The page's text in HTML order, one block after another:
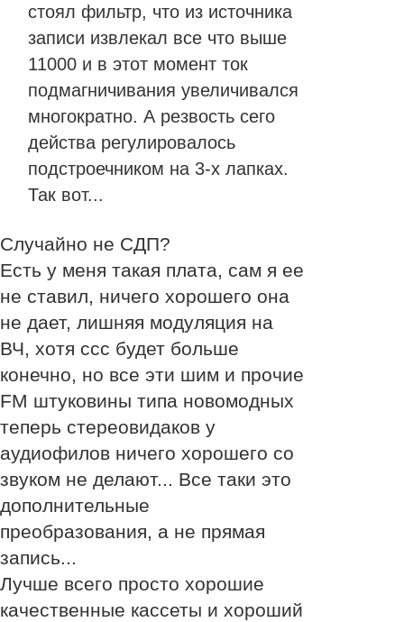
стоял фильтр, что из источника
записи извлекал все что выше
11000 и в этот момент ток
подмагничивания увеличивался
многократно. А резвость сего
действа регулировалось
подстроечником на 3-х лапках.
Так вот...
Случайно не СДП?
Есть у меня такая плата, сам я ее
не ставил, ничего хорошего она
не дает, лишняя модуляция на
ВЧ, хотя ссс будет больше
конечно, но все эти шим и прочие
FM штуковины типа новомодных
теперь стереовидаков у
аудиофилов ничего хорошего со
звуком не делают... Все таки это
дополнительные
преобразования, а не прямая
запись...
Лучше всего просто хорошие
качественные кассеты и хороший